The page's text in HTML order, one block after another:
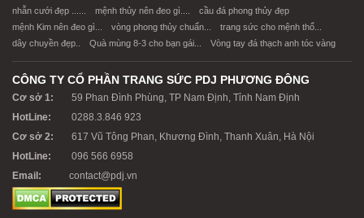
nhẫn cưới đẹp ......
mệnh thủy nên đeo gì....
cầu đá phong thủy đẹp
mệnh Kim nên đeo gì...
vòng phong thủy chuẩn...
trang sức cho mệnh thổ...
dây chuyền đẹp..
Quà mùng 8-3 cho bạn gái... Vòng tay đá thạch anh tóc vàng
CÔNG TY CỔ PHẦN TRANG SỨC PDJ PHƯƠNG ĐÔNG
Cơ sở 1:
59 Phan Đình Phùng, TP Nam Định, Tỉnh Nam Định
HotLine:
0288.3.846 923
Cơ sở 2:
617 Vũ Tông Phan, Khương Đình, Thanh Xuân, Hà Nội
HotLine:
096 566 6958
Email:
contact@pdj.vn